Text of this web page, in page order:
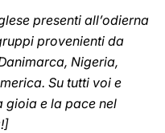
presenti all’odierna
provenienti da
Nigeria,
Su tutti voi e
gioia e la pace nel